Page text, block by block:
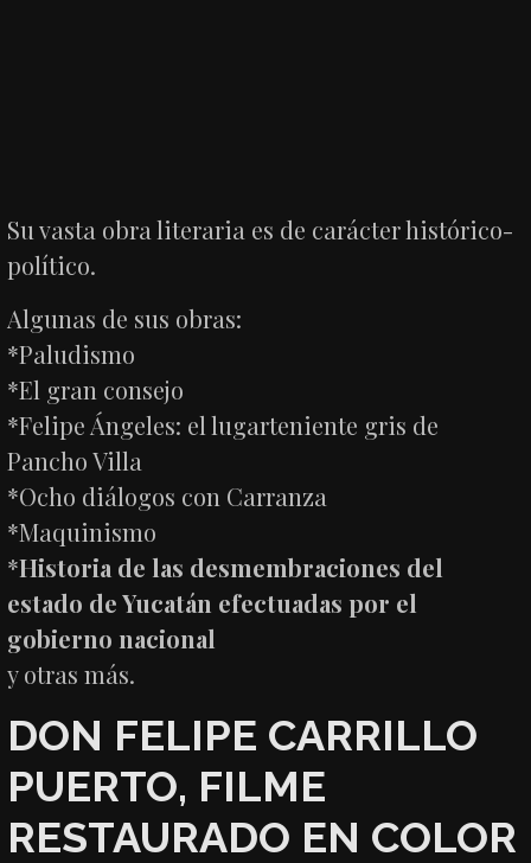
Su vasta obra literaria es de carácter histórico-
político.
Algunas de sus obras:
*Paludismo
*El gran consejo
*Felipe Ángeles: el lugarteniente gris de
Pancho Villa
*Ocho diálogos con Carranza
*Maquinismo
*Historia de las desmembraciones del
estado de Yucatán efectuadas por el
gobierno nacional
y otras más.
DON FELIPE CARRILLO
PUERTO, FILME
RESTAURADO EN COLOR